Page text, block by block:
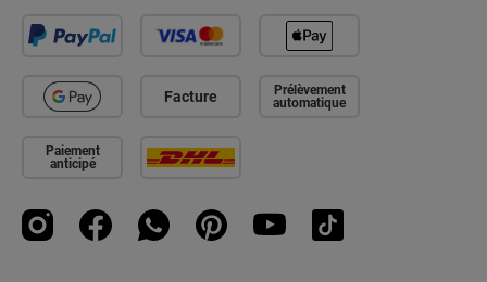
Facture
Prélèvement
automatique
Paiement
anticipé
InstagramFacebookWhatsApp PinterestYouTubeTikTok